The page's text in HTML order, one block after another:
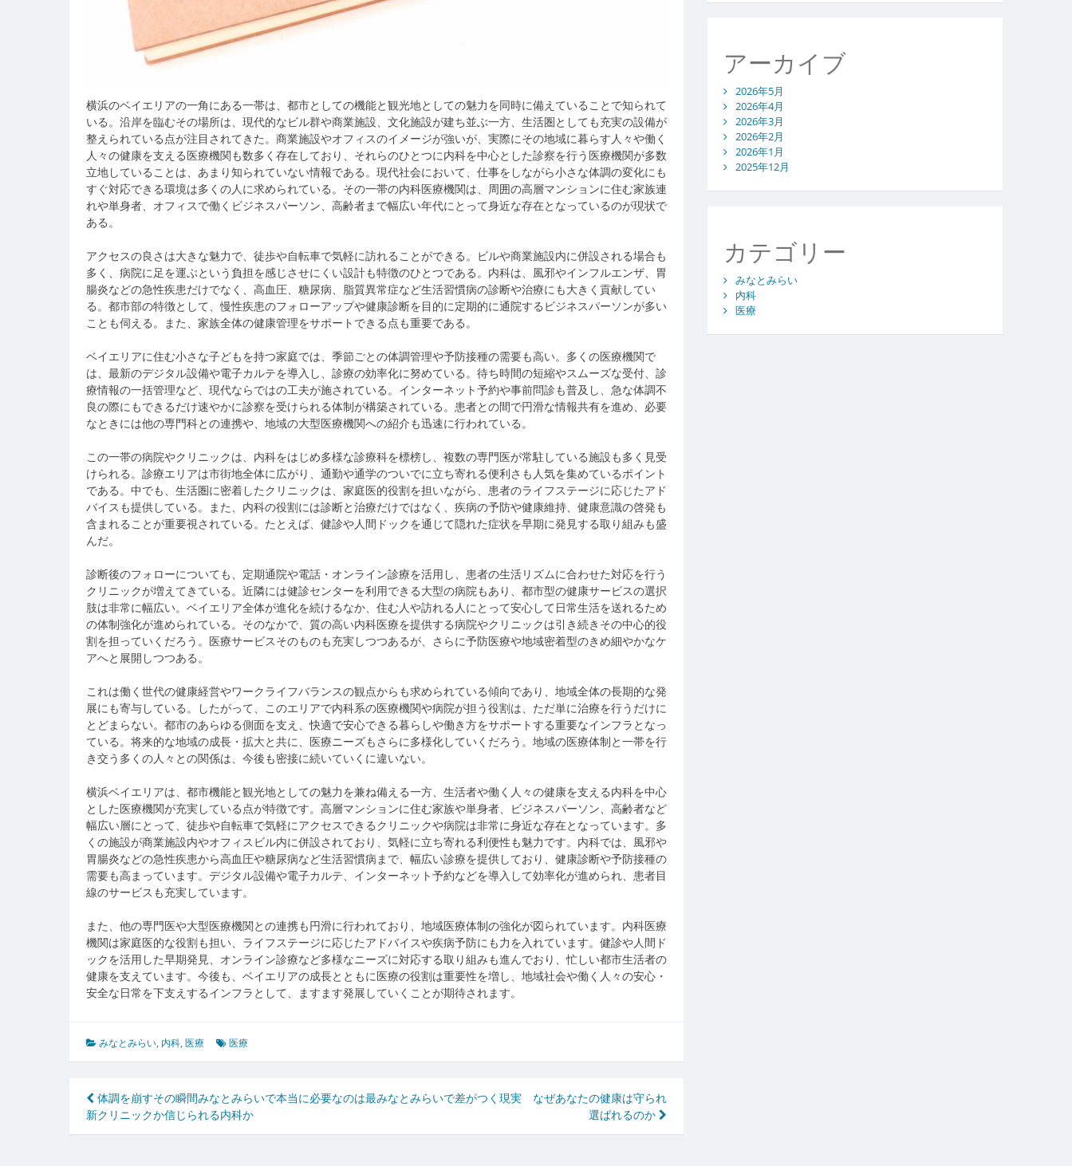
横浜のベイエリアの一角にある一帯は、都市としての機能と観光地としての魅力を同時に備えていることで知られて
いる。 沿岸を臨むその場所は、現代的なビル群や商業施設、文化施設が建ち並ぶ一方、生活圏としても充実の設備が
整えられている点が注目されてきた。商業施設やオフィスのイメージが強いが、実際にその地域に暮らす人々や働く
人々の健康を支える医療機関も数多く存在しており、それらのひとつに内科を中心とした診察を行う医療機関が多数
立地していることは、あまり知られていない情報である。現代社会において、仕事をしながら小さな体調の変化にも
すぐ対応できる環境は多くの人に求められている。その一帯の内科医療機関は、周囲の高層マンションに住む家族連
れや単身者、オフィスで働くビジネスパーソン、高齢者まで幅広い年代にとって身近な存在となっているのが現状で
ある。
アクセスの良さは大きな魅力で、徒歩や自転車で気軽に訪れることができる。ビルや商業施設内に併設される場合も
多く、病院に足を運ぶという負担を感じさせにくい設計も特徴のひとつである。内科は、風邪やインフルエンザ、胃
腸炎などの急性疾患だけでなく、高血圧、糖尿病、脂質異常症など生活習慣病の診断や治療にも大きく貢献してい
る。都市部の特徴として、慢性疾患のフォローアップや健康診断を目的に定期的に通院するビジネスパーソンが多い
ことも伺える。また、家族全体の健康管理をサポートできる点も重要である。
ベイエリアに住む小さな子どもを持つ家庭では、季節ごとの体調管理や予防接種の需要も高い。多くの医療機関で
は、最新のデジタル設備や電子カルテを導入し、診療の効率化に努めている。待ち時間の短縮やスムーズな受付、診
療情報の一括管理など、現代ならではの工夫が施されている。インターネット予約や事前問診も普及し、急な体調不
良の際にもできるだけ速やかに診察を受けられる体制が構築されている。患者との間で円滑な情報共有を進め、必要
なときには他の専門科との連携や、地域の大型医療機関への紹介も迅速に行われている。
この一帯の病院やクリニックは、内科をはじめ多様な診療科を標榜し、複数の専門医が常駐している施設も多く見受
けられる。診療エリアは市街地全体に広がり、通勤や通学のついでに立ち寄れる便利さも人気を集めているポイント
である。中でも、生活圏に密着したクリニックは、家庭医的役割を担いながら、患者のライフステージに応じたアド
バイスも提供している。また、内科の役割には診断と治療だけではなく、疾病の予防や健康維持、健康意識の啓発も
含まれることが重要視されている。たとえば、健診や人間ドックを通じて隠れた症状を早期に発見する取り組みも盛
んだ。
診断後のフォローについても、定期通院や電話・オンライン診療を活用し、患者の生活リズムに合わせた対応を行う
クリニックが増えてきている。近隣には健診センターを利用できる大型の病院もあり、都市型の健康サービスの選択
肢は非常に幅広い。ベイエリア全体が進化を続けるなか、住む人や訪れる人にとって安心して日常生活を送れるため
の体制強化が進められている。そのなかで、質の高い内科医療を提供する病院やクリニックは引き続きその中心的役
割を担っていくだろう。医療サービスそのものも充実しつつあるが、さらに予防医療や地域密着型のきめ細やかなケ
アへと展開しつつある。
これは働く世代の健康経営やワークライフバランスの観点からも求められている傾向であり、地域全体の長期的な発
展にも寄与している。したがって、このエリアで内科系の医療機関や病院が担う役割は、ただ単に治療を行うだけに
とどまらない。都市のあらゆる側面を支え、快適で安心できる暮らしや働き方をサポートする重要なインフラとなっ
ている。将来的な地域の成長・拡大と共に、医療ニーズもさらに多様化していくだろう。地域の医療体制と一帯を行
き交う多くの人々との関係は、今後も密接に続いていくに違いない。
横浜ベイエリアは、都市機能と観光地としての魅力を兼ね備える一方、生活者や働く人々の健康を支える内科を中心
とした医療機関が充実している点が特徴です。高層マンションに住む家族や単身者、ビジネスパーソン、高齢者など
幅広い層にとって、徒歩や自転車で気軽にアクセスできるクリニックや病院は非常に身近な存在となっています。多
くの施設が商業施設内やオフィスビル内に併設されており、気軽に立ち寄れる利便性も魅力です。内科では、風邪や
胃腸炎などの急性疾患から高血圧や糖尿病など生活習慣病まで、幅広い診療を提供しており、健康診断や予防接種の
需要も高まっています。デジタル設備や電子カルテ、インターネット予約などを導入して効率化が進められ、患者目
線のサービスも充実しています。
また、他の専門医や大型医療機関との連携も円滑に行われており、地域医療体制の強化が図られています。内科医療
機関は家庭医的な役割も担い、ライフステージに応じたアドバイスや疾病予防にも力を入れています。健診や人間ド
ックを活用した早期発見、オンライン診療など多様なニーズに対応する取り組みも進んでおり、忙しい都市生活者の
健康を支えています。今後も、ベイエリアの成長とともに医療の役割は重要性を増し、地域社会や働く人々の安心・
安全な日常を下支えするインフラとして、ますます発展していくことが期待されます。
みなとみらい, 内科,医療 医療
投
稿
体調を崩すその瞬間みなとみらいで本当に必要なのは最
新クリニックか信じられる内科か
みなとみらいで差がつく現実 なぜあなたの健康は守られ
選ばれるのか
アーカイブ
2026年5月
2026年4月
2026年3月
2026年2月
2026年1月
2025年12月
カテゴリー
みなとみらい
内科
医療